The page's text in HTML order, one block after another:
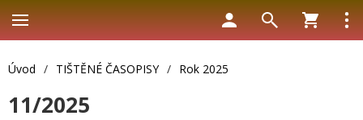
Úvod / TIŠTĚNÉ ČASOPISY / Rok 2025
11/2025